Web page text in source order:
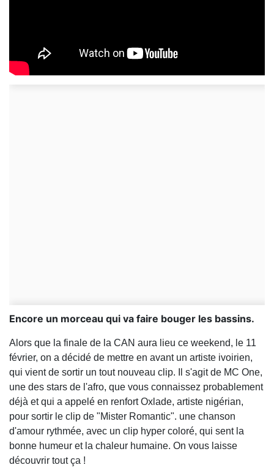
Encore un morceau qui va faire bouger les bassins.
Alors que la finale de la CAN aura lieu ce weekend, le 11
février, on a décidé de mettre en avant un artiste ivoirien,
qui vient de sortir un tout nouveau clip. Il s'agit de MC One,
une des stars de l'afro, que vous connaissez probablement
déjà et qui a appelé en renfort Oxlade, artiste nigérian,
pour sortir le clip de "Mister Romantic". une chanson
d'amour rythmée, avec un clip hyper coloré, qui sent la
bonne humeur et la chaleur humaine. On vous laisse
découvrir tout ça !